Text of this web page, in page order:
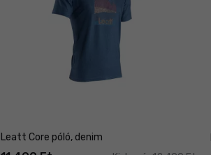
Leatt Core póló, denim